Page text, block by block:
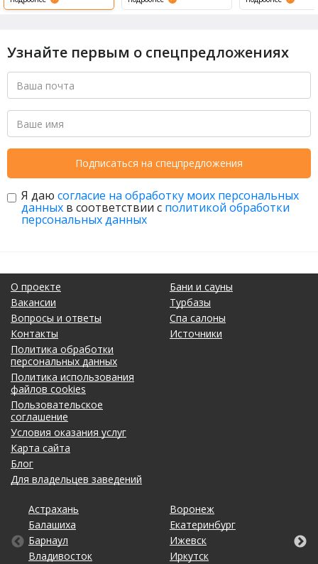
Узнайте первым о спецпредложениях
Подписаться на спецпредложения
Я даю согласие на обработку моих персональных
данных в соответствии с политикой обработки
персональных данных
О проекте
Вакансии
Вопросы и ответы
Контакты
Политика обработки
персональных данных
Политика использования
файлов cookies
Пользовательское
соглашение
Условия оказания услуг
Карта сайта
Блог
Для владельцев заведений
Бани и сауны
Турбазы
Спа салоны
Источники
Астрахань
Балашиха
Барнаул
Владивосток
Воронеж
Екатеринбург
Ижевск
Иркутск
Калининград
Кемерово
Киров
Краснодар
Липецк
Махачкала
Москва
Набережные Челны
Новосибирск
Омск
Оренбург
Пенза
Ростов-на-Дону
Рязань
Самара
Санкт-Петербург
Ставрополь
Тольятти
Томск
Тула
Ульяновск
Уфа
Хабаровск
Чебоксары
Ярославль